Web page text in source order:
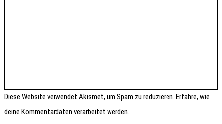
Diese Website verwendet Akismet, um Spam zu reduzieren.Erfahre, wie
deine Kommentardaten verarbeitet werden.